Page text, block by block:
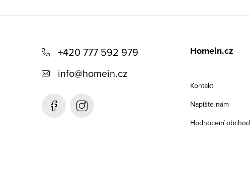
+420 777 592 979
info@homein.cz
Homein.cz
Kontakt
Napište nám
Hodnocení